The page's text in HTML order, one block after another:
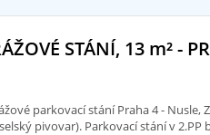
STÁNÍ, 13 m²-
parkovací stání Praha 4 - Nusle,
pivovar). Parkovací stání v 2.PP